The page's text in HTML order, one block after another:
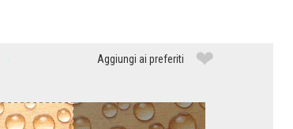
Aggiungi ai preferiti ❤